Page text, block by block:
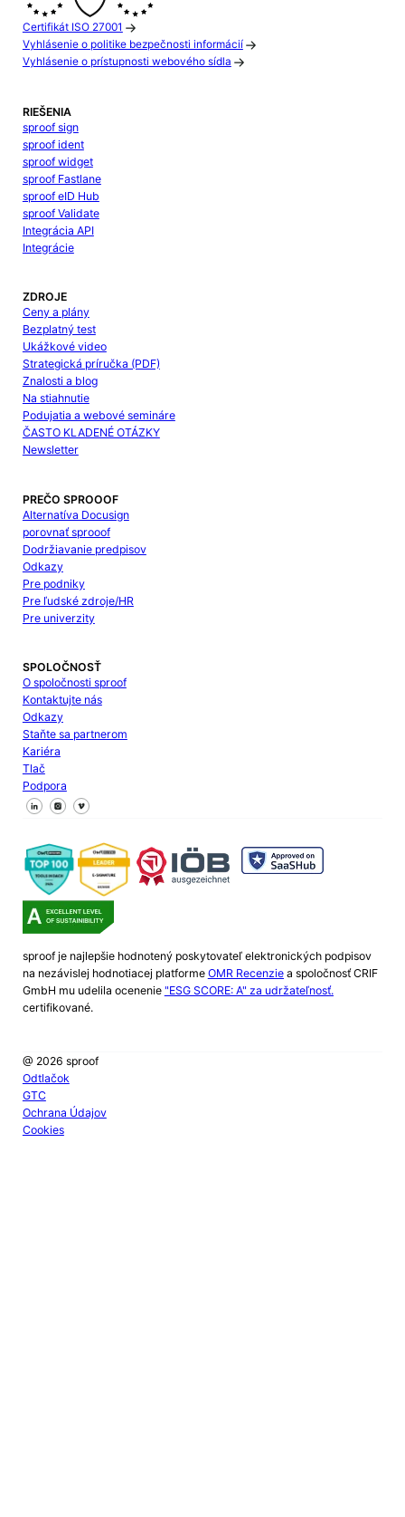
Certifikát ISO 27001
Vyhlásenie o politike bezpečnosti informácií
Vyhlásenie o prístupnosti webového sídla
RIEŠENIA
sproof sign
sproof ident
sproof widget
sproof Fastlane
sproof eID Hub
sproof Validate
Integrácia API
Integrácie
ZDROJE
Ceny a plány
Bezplatný test
Ukážkové video
Strategická príručka (PDF)
Znalosti a blog
Na stiahnutie
Podujatia a webové semináre
ČASTO KLADENÉ OTÁZKY
Newsletter
PREČO SPROOOF
Alternatíva Docusign
porovnať sprooof
Dodržiavanie predpisov
Odkazy
Pre podniky
Pre ľudské zdroje/HR
Pre univerzity
SPOLOČNOSŤ
O spoločnosti sproof
Kontaktujte nás
Odkazy
Staňte sa partnerom
Kariéra
Tlač
Podpora
Sledujte nás na Facebooku
Sledujte nás na X
Sledujte nás na LinkedIn
sproof je najlepšie hodnotený poskytovateľ elektronických podpisov
na nezávislej hodnotiacej platforme OMR Recenziea spoločnosť CRIF
GmbH mu udelila ocenenie "ESG SCORE: A" za udržateľnosť.
certifikované.
@ 2026 sproof
Odtlačok
GTC
Ochrana Údajov
Cookies